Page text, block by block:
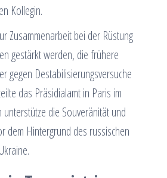
Kollegin.
Zusammenarbeit bei der Rüstung
gestärkt werden, die frühere
gegen Destabilisierungsversuche
das Präsidialamt in Paris im
die Souveränität und
dem Hintergrund des russischen